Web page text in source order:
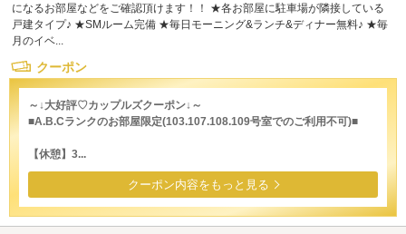
になるお部屋などをご確認頂けます！！ ★各お部屋に駐車場が隣接している
戸建タイプ♪ ★SMルーム完備 ★毎日モーニング&ランチ&ディナー無料♪ ★毎
月のイベ...
クーポン
～↓大好評♡カップルズクーポン↓～
■A.B.Cランクのお部屋限定(103.107.108.109号室でのご利用不可)■
【休憩】3...
クーポン内容をもっと見る